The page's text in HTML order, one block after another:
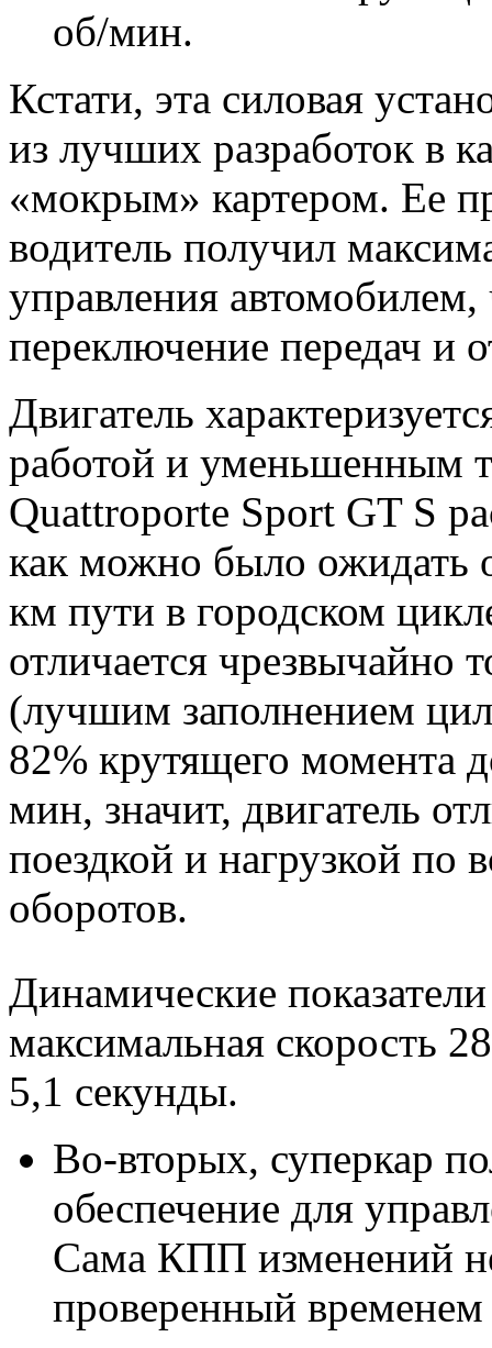
об/мин.
Кстати, эта силовая
из лучших разработок в
«мокрым» картером. Ее
водитель получил
управления
переключение передач и
Двигатель
работой и уменьшенным
Quattroporte Sport GT S
как можно было ожидать
км пути в городском
отличается чрезвычайно
(лучшим заполнением
82% крутящего момента
мин, значит, двигатель
поездкой и нагрузкой по
оборотов.
Динамические
максимальная скорость
5,1 секунды.
Во-вторых, суперкар
обеспечение для
Сама КПП изменений
проверенный временем